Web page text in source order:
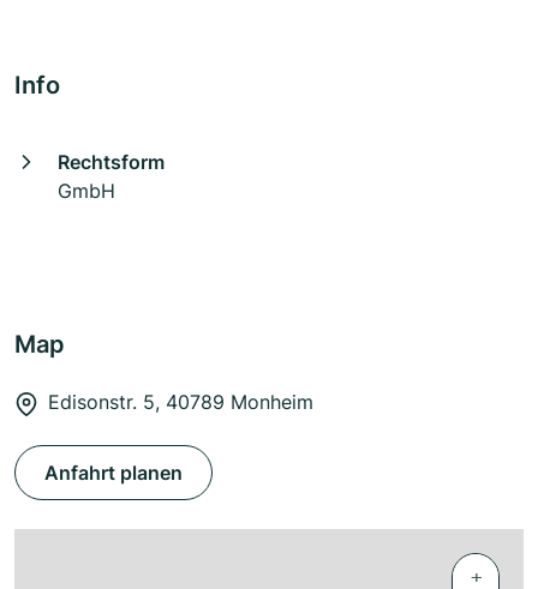
Info
Rechtsform
GmbH
Map
Edisonstr. 5, 40789 Monheim
Anfahrt planen
+